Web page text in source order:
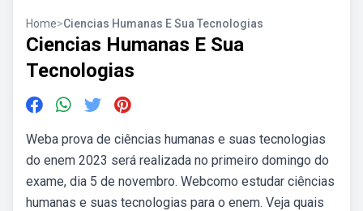
Home>Ciencias Humanas E Sua Tecnologias
Ciencias Humanas E Sua
Tecnologias
Weba prova de ciências humanas e suas tecnologias
do enem 2023 será realizada no primeiro domingo do
exame, dia 5 de novembro. Webcomo estudar ciências
humanas e suas tecnologias para o enem. Veja quais